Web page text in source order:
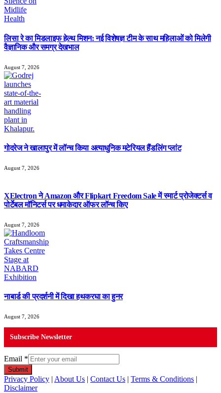
लिसा रे का मिडलाइफ हेल्थ मिशन: नई विशेषज्ञ टीम के साथ महिलाओं को मिलेगी
वैज्ञानिक और समग्र देखभाल
August 7, 2026
गोदरेज ने खालापुर में लॉन्च किया अत्याधुनिक मटेरियल हैंडलिंग प्लांट
August 7, 2026
XElectron ने Amazon और Flipkart Freedom Sale में स्मार्ट प्रोजेक्टर्स व
पोर्टेबल मॉनिटर्स पर धमाकेदार ऑफर लॉन्च किए
August 7, 2026
नाबार्ड की प्रदर्शनी में दिखा हथकरघा का हुनर
August 7, 2026
Subscribe Newsletter
Email *
Submit
Privacy Policy About Us Contact Us Terms & Conditions
Disclaimer